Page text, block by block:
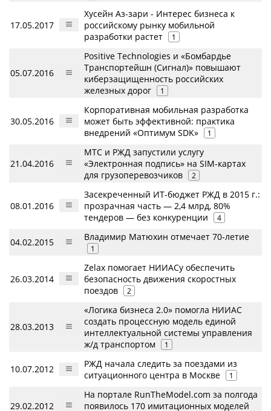
17.05.2017
Хусейн Аз-зари - Интерес бизнеса к
российскому рынку мобильной
разработки растет
1
05.07.2016
Positive Technologies и «Бомбардье
Транспортейшн (Сигнал)» повышают
киберзащищенность российских
железных дорог
1
30.05.2016
Корпоративная мобильная разработка
может быть эффективной: практика
внедрений «Оптимум SDK»
1
21.04.2016
МТС и РЖД запустили услугу
«Электронная подпись» на SIM-картах
для грузоперевозчиков
2
08.01.2016
Засекреченный ИТ-бюджет РЖД в 2015 г.:
прозрачная часть — 2,4 млрд, 80%
тендеров — без конкуренции
4
04.02.2015 Владимир Матюхин отмечает 70-летие
1
26.03.2014
Zelax помогает НИИАСу обеспечить
безопасность движения скоростных
поездов
2
28.03.2013
«Логика бизнеса 2.0» помогла НИИАС
создать процессную модель единой
интеллектуальной системы управления
ж/д транспортом
1
10.07.2012
РЖД начала следить за поездами из
ситуационного центра в Москве
1
29.02.2012
На портале RunTheModel.com за полгода
появилось 170 имитационных моделей